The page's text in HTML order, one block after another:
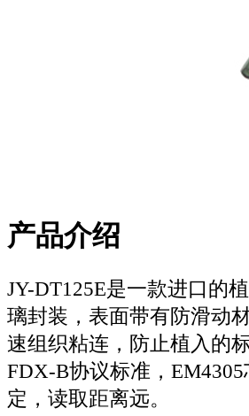
产品介绍
JY-DT125E是一款进口的
璃封装，表面带有防滑动
速组织粘连，防止植入的
FDX-B协议标准，
定，读取距离远。